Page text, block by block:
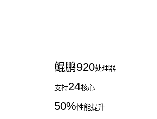
鲲鹏920处理器
支持24核心
50%性能提升